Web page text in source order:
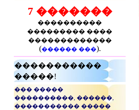
7 �������
����������
��������� ����
�������������
(������ ���).
�����������
�����!
��� �����
����������, ������,
����������� �����